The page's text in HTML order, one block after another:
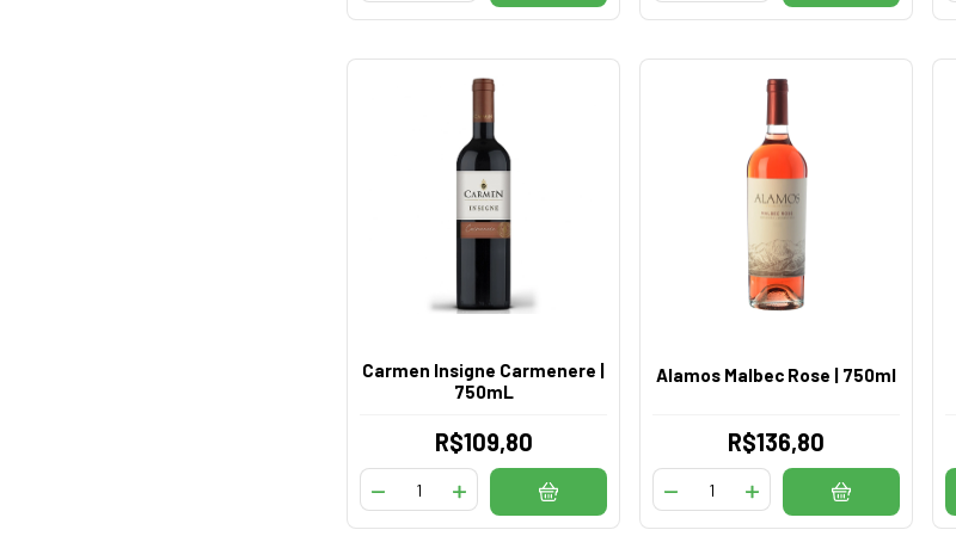
Carmen Insigne Carmenere |
750mL
R$109,80
Alamos Malbec Rose | 750ml
R$136,80